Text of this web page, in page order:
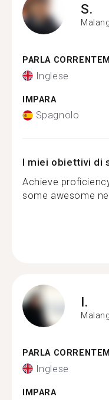
S.
Malang
PARLA
Inglese
IMPARA
Spagnolo
I miei obiettivi di
Achieve
some awesome
I.
Malang
PARLA
Inglese
IMPARA